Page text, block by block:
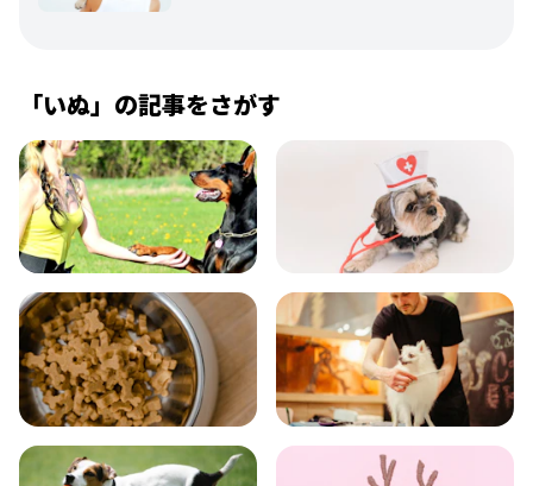
「いぬ」の記事をさがす
飼い方 健康
食事 お手入れ